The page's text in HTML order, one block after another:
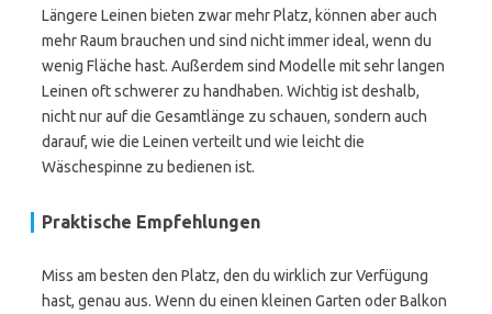
Längere Leinen bieten zwar mehr Platz, können aber auch
mehr Raum brauchen und sind nicht immer ideal, wenn du
wenig Fläche hast. Außerdem sind Modelle mit sehr langen
Leinen oft schwerer zu handhaben. Wichtig ist deshalb,
nicht nur auf die Gesamtlänge zu schauen, sondern auch
darauf, wie die Leinen verteilt und wie leicht die
Wäschespinne zu bedienen ist.
Praktische Empfehlungen
Miss am besten den Platz, den du wirklich zur Verfügung
hast, genau aus. Wenn du einen kleinen Garten oder Balkon